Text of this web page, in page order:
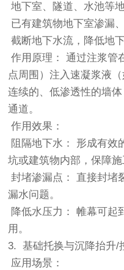
地下室、隧道、水池等
已有建筑物地下室渗漏
截断地下水流，降低地下
作用原理： 通过注浆管
点周围）注入速凝浆液
连续的、低渗透性的墙
通道。
作用效果：
阻隔地下水： 形成有效
坑或建筑物内部，保障
封堵渗漏点： 直接封堵
漏水问题。
降低水压力： 帷幕可起
用。
3. 基础托换与沉降抬升/
应用场景：